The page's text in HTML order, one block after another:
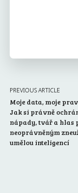
PREVIOUS ARTICLE
Moje data, moje
Jak si právně
nápady, tvář a hlas
neoprávněným
umělou inteligencí